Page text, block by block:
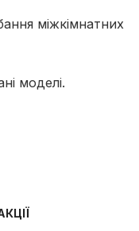
міжкімнатних
моделі.